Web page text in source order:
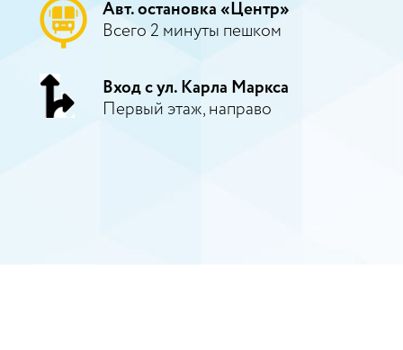
Авт. остановка «Центр»
Всего 2 минуты пешком
Вход с ул. Карла Маркса
Первый этаж, направо